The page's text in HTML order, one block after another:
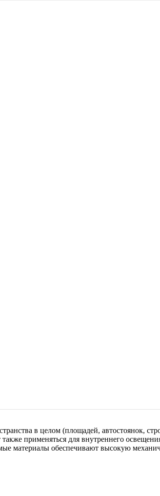
в целом (площадей, автостоянок,
применяться для внутреннего
материалы обеспечивают высокую